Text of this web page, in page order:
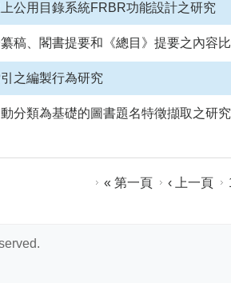
公用目錄系統FRBR功能設計之研究
稿、閣書提要和《總目》提要之內容
之編製行為研究
分類為基礎的圖書題名特徵擷取之研
« 第一頁 ‹ 上一頁